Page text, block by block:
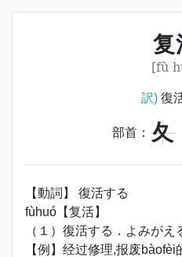
复
[fù
訳)復
部首： 夂
【動詞】 復活する
fùhuó【复活】
（１）復活する．よみがえ
【例】经过修理,报废